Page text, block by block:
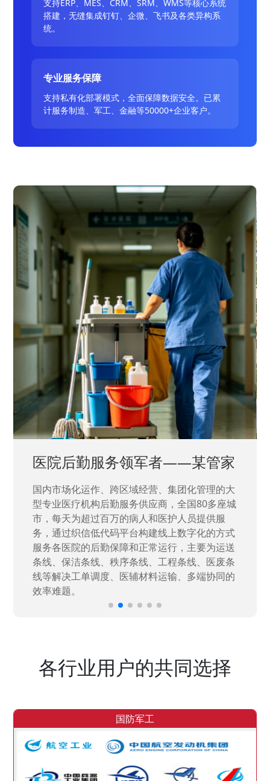
支持ERP、MES、CRM、SRM、WMS等核心系统
搭建，无缝集成钉钉、企微、飞书及各类异构系
统。
专业服务保障
支持私有化部署模式，全面保障数据安全。已累
计服务制造、军工、金融等50000+企业客户。
中国兵器工业集团——银光化学
国家“一五”期间156个重点项目之一。属于国家
高新技术企业，在信息化升级建设中，存在大
量“小、散、碎”的信息化需求，需要投入大量人
力资源进行开发，通过引入织信低代码平台，解
决当下遇到的各类业务难题，提升整体的IT研发
效率。
各行业用户的共同选择
国防军工